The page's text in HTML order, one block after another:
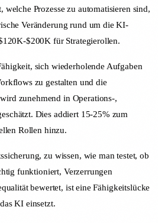
Prozesse zu automatisieren sind,
Veränderung rund um die KI-
$200K für Strategierollen.
sich wiederholende Aufgaben
zu gestalten und die
zunehmend in Operations-,
Dies addiert 15-25% zum
Rollen hinzu.
zu wissen, wie man testet, ob
funktioniert, Verzerrungen
bewertet, ist eine Fähigkeitslücke
KI einsetzt.